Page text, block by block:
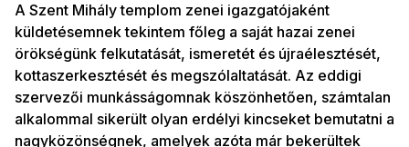
A Szent Mihály templom zenei igazgatójaként
küldetésemnek tekintem főleg a saját hazai zenei
örökségünk felkutatását, ismeretét és újraélesztését,
kottaszerkesztését és megszólaltatását. Az eddigi
szervezői munkásságomnak köszönhetően, számtalan
alkalommal sikerült olyan erdélyi kincseket bemutatni a
nagyközönségnek, amelyek azóta már bekerültek